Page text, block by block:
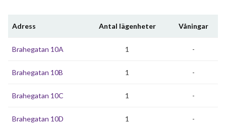
Adress Antal lägenheter Våningar
Brahegatan 10A 1 -
Brahegatan 10B 1 -
Brahegatan 10C 1 -
Brahegatan 10D 1 -